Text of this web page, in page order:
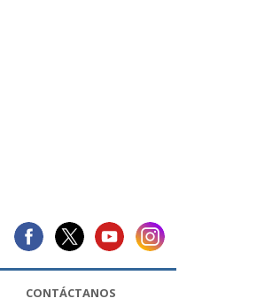
CONTÁCTANOS